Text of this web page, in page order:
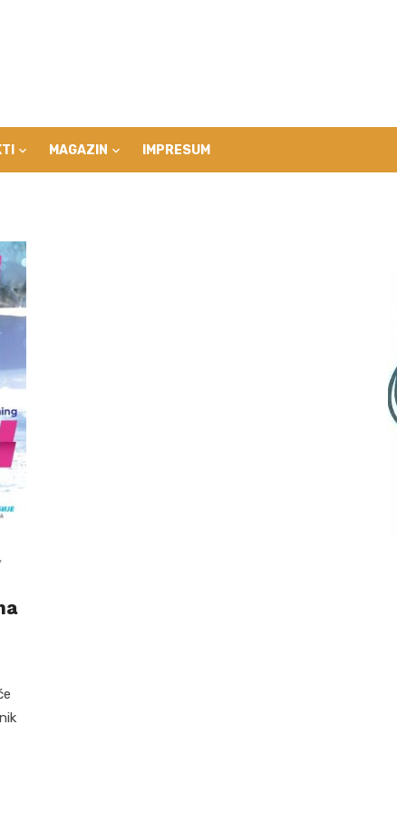
MAGAZIN IMPRESUM
,